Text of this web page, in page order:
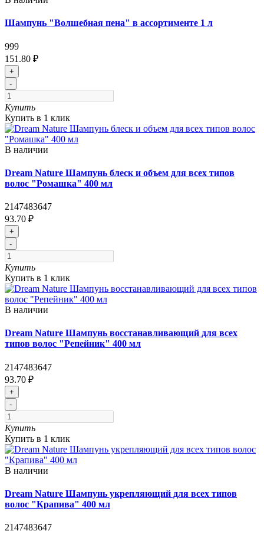
Шампунь "Волшебная пена" в ассортименте 1 л
999
151.80 ₽
+
-
Купить
Купить в 1 клик
В наличии
Dream Nature Шампунь блеск и объем для всех типов
волос "Ромашка" 400 мл
2147483647
93.70 ₽
+
-
Купить
Купить в 1 клик
В наличии
Dream Nature Шампунь восстанавливающий для всех
типов волос "Репейник" 400 мл
2147483647
93.70 ₽
+
-
Купить
Купить в 1 клик
В наличии
Dream Nature Шампунь укрепляющий для всех типов
волос "Крапива" 400 мл
2147483647